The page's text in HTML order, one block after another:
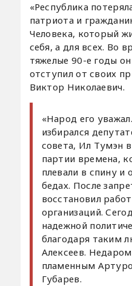
«Республика
патриота и
Человека, который
себя, а для всех. Во
тяжелые 90-е годы
отступил от своих
Виктор Николаевич.
«Народ его
избирался
совета, Ил Тумэн
партии времена,
плевали в спину и
бедах. После
восстановил
организаций.
надежной
благодаря таким
Алексеев.
пламенным
Губарев.